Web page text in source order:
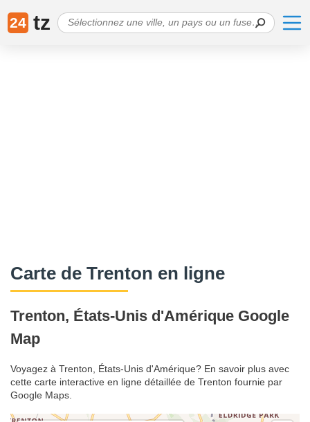
24 tz
Carte de Trenton en ligne
Trenton, États-Unis d'Amérique Google
Map
Voyagez à Trenton, États-Unis d'Amérique? En savoir plus avec
cette carte interactive en ligne détaillée de Trenton fournie par
Google Maps.